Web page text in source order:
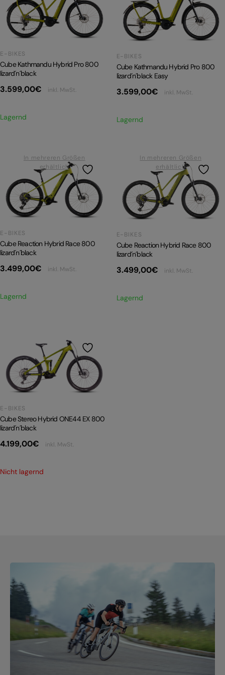
E-BIKE TOUR
Alle entdecken
PRODUKTRÜCKRUFE
E-BIKES
Cube Kathmandu Hybrid Pro 800
lizard´n´black
3.599,00€ inkl. MwSt.
Lagernd
E-BIKES
Cube Kathmandu Hybrid Pro 800
lizard´n´black Easy
3.599,00€ inkl. MwSt.
Lagernd
In mehreren Größen
erhältlich
E-BIKES
Cube Reaction Hybrid Race 800
lizard´n´black
3.499,00€ inkl. MwSt.
Lagernd
In mehreren Größen
erhältlich
E-BIKES
Cube Reaction Hybrid Race 800
lizard´n´black
3.499,00€ inkl. MwSt.
Lagernd
E-BIKES
Cube Stereo Hybrid ONE44 EX 800
lizard´n´black
4.199,00€ inkl. MwSt.
Nicht lagernd